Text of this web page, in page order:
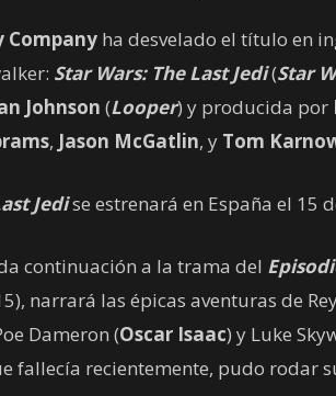
Company ha desvelado el título en
Star Wars: The Last Jedi(Star
Johnson (Looper) y producida por
, Jason McGatlin, y Tom
Jedise estrenará en España el 15
continuación a la trama del
narrará las épicas aventuras de
Dameron (Oscar Isaac) y Luke
fallecía recientemente, pudo rodar